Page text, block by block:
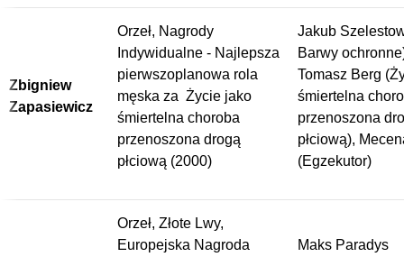
Zbigniew
Zapasiewicz
Orzeł, Nagrody
Indywidualne - Najlepsza
pierwszoplanowa rola
męska za Życie jako
śmiertelna choroba
przenoszona drogą
płciową (2000)
Jakub
Barwy
Tomasz Berg
śmiertelna
przenoszona
płciową),
(Egzekutor)
Orzeł, Złote Lwy,
Europejska Nagroda
Maks Paradys